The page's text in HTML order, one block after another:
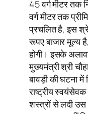
45 वर्ग मीटर तक
वर्ग मीटर तक
प्रचलित है, इस
रूपए बाजार मूल्य
होगी। इसके
मुख्यमंत्री श्री
बावड़ी की घटना
राष्ट्रीय
शस्त्रों से लदी उस